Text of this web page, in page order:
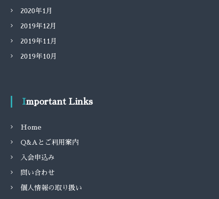
2020年1月
2019年12月
2019年11月
2019年10月
Important Links
Home
Q&Aとご利用案内
入会申込み
問い合わせ
個人情報の取り扱い